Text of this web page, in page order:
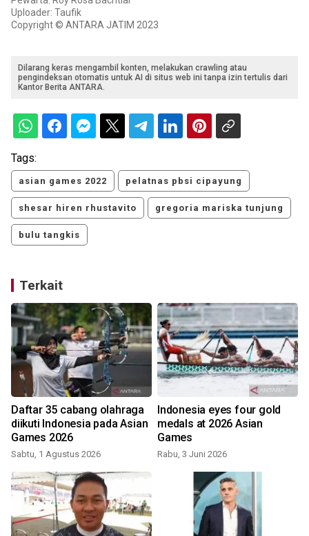
Uploader: Taufik
Copyright © ANTARA JATIM 2023
Dilarang keras mengambil konten, melakukan crawling atau
pengindeksan otomatis untuk AI di situs web ini tanpa izin tertulis dari
Kantor Berita ANTARA.
Tags:
asian games 2022 pelatnas pbsi cipayung
shesar hiren rhustavito gregoria mariska tunjung
bulu tangkis
Terkait
Daftar 35 cabang olahraga
diikuti Indonesia pada Asian
Games 2026
Sabtu, 1 Agustus 2026
Indonesia eyes four gold
medals at 2026 Asian
Games
Rabu, 3 Juni 2026